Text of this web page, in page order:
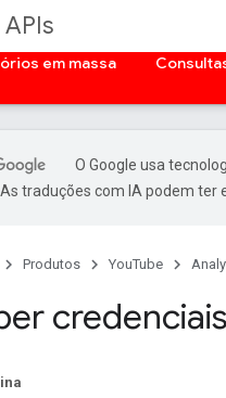
em massa
O Google usa
As traduções com IA podem ter
Produtos YouTube